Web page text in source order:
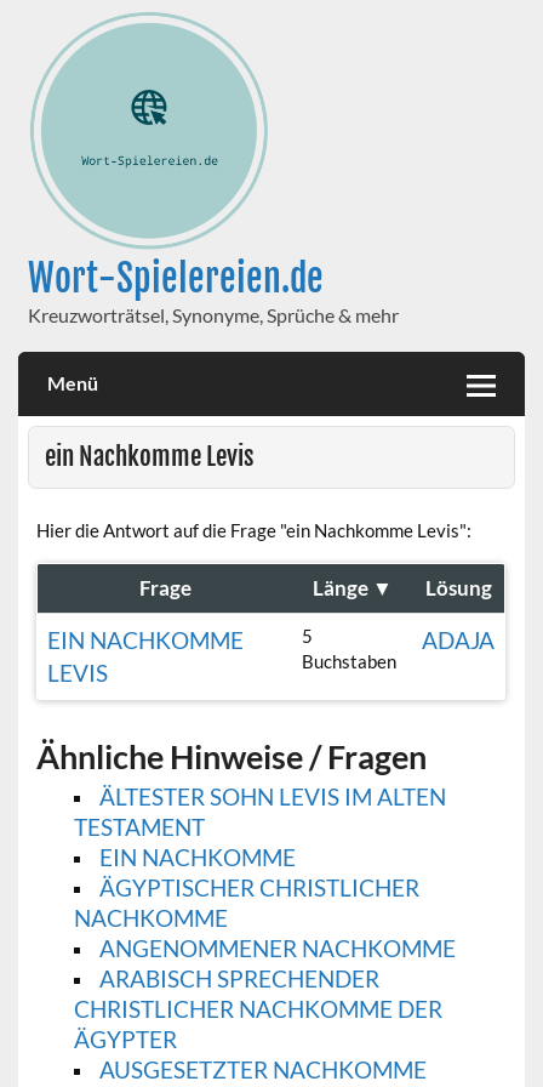
Wort-Spielereien.de
Kreuzworträtsel, Synonyme, Sprüche & mehr
Menü
ein Nachkomme Levis
Hier die Antwort auf die Frage "ein Nachkomme Levis":
Frage Länge ▼ Lösung
EIN NACHKOMME
LEVIS
5
Buchstaben
ADAJA
Ähnliche Hinweise / Fragen
ÄLTESTER SOHN LEVIS IM ALTEN
TESTAMENT
EIN NACHKOMME
ÄGYPTISCHER CHRISTLICHER
NACHKOMME
ANGENOMMENER NACHKOMME
ARABISCH SPRECHENDER
CHRISTLICHER NACHKOMME DER
ÄGYPTER
AUSGESETZTER NACHKOMME